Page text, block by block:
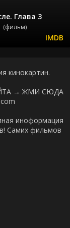
Глава 3
(фильм)
кинокартин.
→ ЖМИ СЮДА
иноформация
Самих фильмов